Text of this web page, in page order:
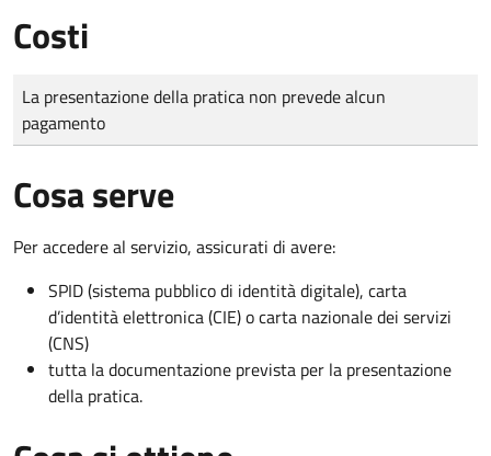
Costi
Tipo di pagamento
Importo
La presentazione della pratica non prevede alcun
pagamento
Cosa serve
Per accedere al servizio, assicurati di avere:
SPID (sistema pubblico di identità digitale), carta
d’identità elettronica (CIE) o carta nazionale dei servizi
(CNS)
tutta la documentazione prevista per la presentazione
della pratica.